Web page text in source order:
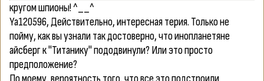
кругом шпионы! ^__^
Ya120596, Действительно, интересная терия. Только не
пойму, как вы узнали так достоверно, что инопланетяне
айсберг к "Титанику" пододвинули? Или это просто
предположение?